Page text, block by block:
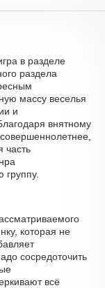
в разделе
раздела
массу веселья
и
внятному
часть
группу.
которая не
сосредоточить
всё